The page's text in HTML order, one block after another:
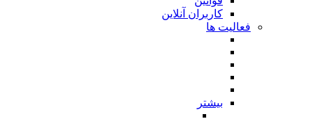
کاربران آنلاین
فعالیت ها
بیشتر